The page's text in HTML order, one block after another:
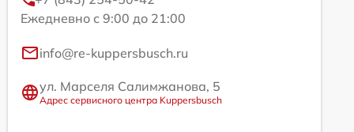
Ежедневно с 9:00 до 21:00
info@re-kuppersbusch.ru
ул. Марселя Салимжанова, 5
Адрес сервисного центра Kuppersbusch